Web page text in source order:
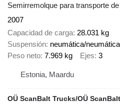
Semirremolque para transporte
2007
Capacidad de carga 28.031 kg
Suspensión neumática/neumática
Peso neto 7.969 kg Ejes 3
Estonia, Maardu
OÜ ScanBalt Trucks/OÜ